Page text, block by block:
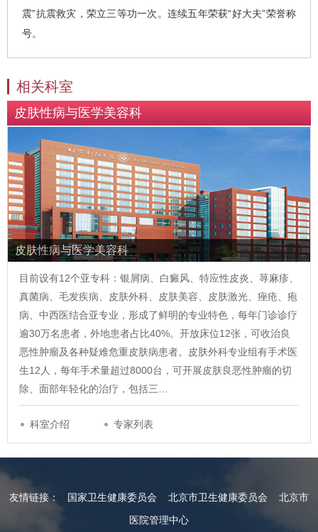
震”抗震救灾，荣立三等功一次。连续五年荣获“好大夫”荣誉称
号。
相关科室
皮肤性病与医学美容科
皮肤性病与医学美容科
目前设有12个亚专科：银屑病、白癜风、特应性皮炎、荨麻疹、
真菌病、毛发疾病、皮肤外科、皮肤美容、皮肤激光、痤疮、疱
病、中西医结合亚专业，形成了鲜明的专业特色，每年门诊诊疗
逾30万名患者，外地患者占比40%。开放床位12张，可收治良
恶性肿瘤及各种疑难危重皮肤病患者。皮肤外科专业组有手术医
生12人，每年手术量超过8000台，可开展皮肤良恶性肿瘤的切
除、面部年轻化的治疗，包括三…
科室介绍 专家列表
友情链接： 国家卫生健康委员会 北京市卫生健康委员会
北京市
医院管理中心